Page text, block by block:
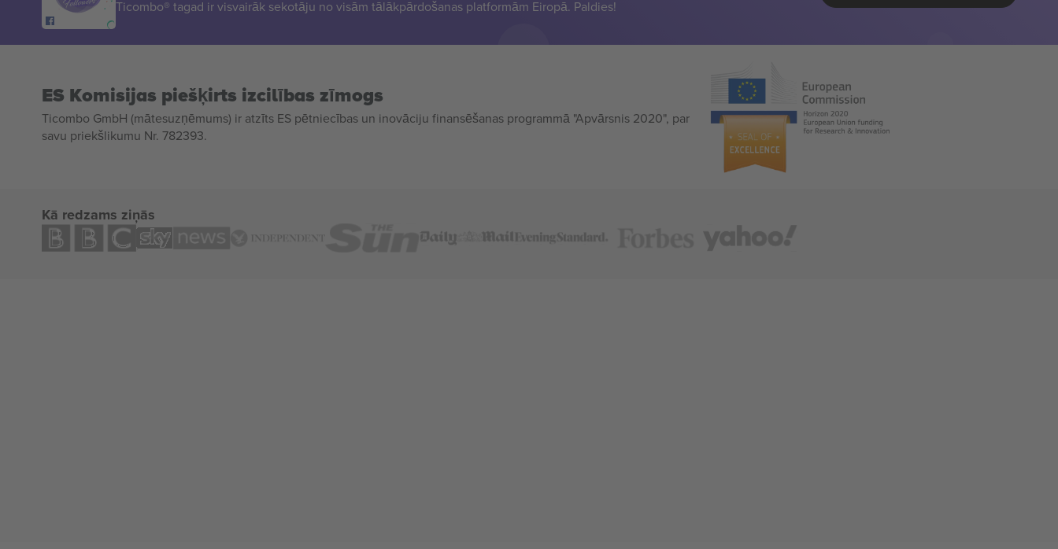
Ticombo® tagad ir visvairāk sekotāju no visām tālākpārdošanas platformām Eiropā. Paldies!
ES Komisijas piešķirts izcilības zīmogs
Ticombo GmbH (mātesuzņēmums) ir atzīts ES pētniecības un inovāciju finansēšanas programmā "Apvārsnis 2020", par
savu priekšlikumu Nr. 782393.
Kā redzams ziņās